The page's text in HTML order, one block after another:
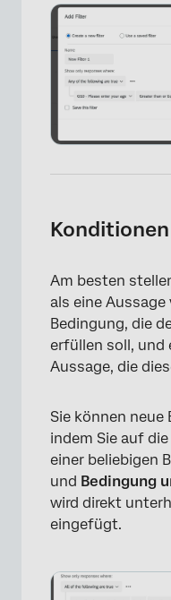
Am besten
als eine Aussage
Bedingung, die
erfüllen soll, und
Aussage, die
Sie können
indem Sie auf
einer beliebigen
und Bedingung
wird direkt
eingefügt.